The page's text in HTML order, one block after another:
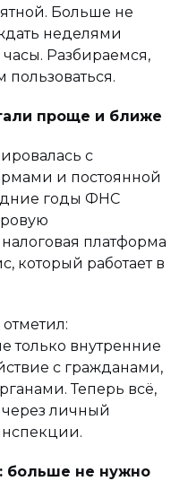
Больше не
неделями
часы. Разбираемся,
пользоваться.
проще и ближе
с
и постоянной
годы ФНС
платформа
который работает в
только внутренние
с гражданами,
Теперь всё,
личный
больше не нужно